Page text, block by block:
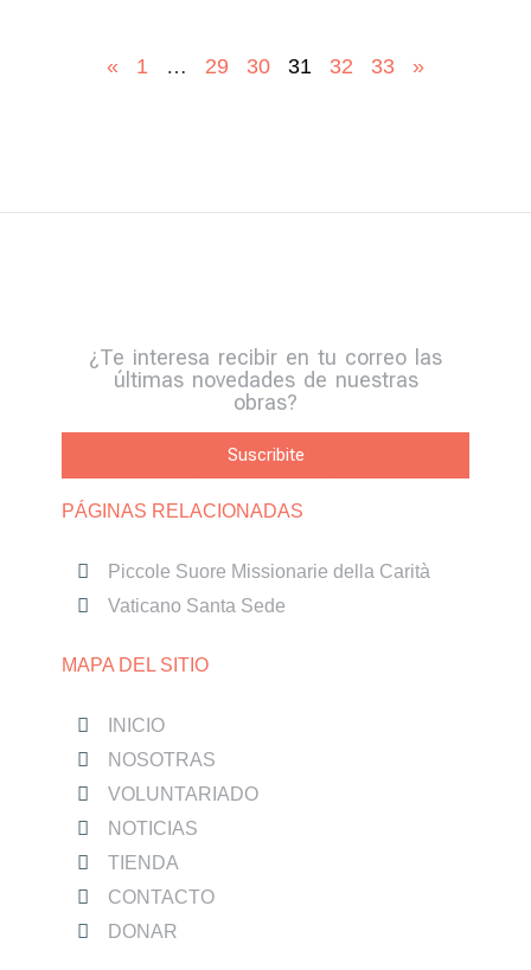
« 1 … 29 30 31 32 33 »
¿Te interesa recibir en tu correo las
últimas novedades de nuestras
obras?
Suscribite
PÁGINAS RELACIONADAS
Piccole Suore Missionarie della Carità
Vaticano Santa Sede
MAPA DEL SITIO
INICIO
NOSOTRAS
VOLUNTARIADO
NOTICIAS
TIENDA
CONTACTO
DONAR